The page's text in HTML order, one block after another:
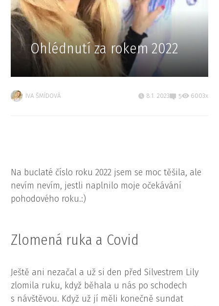
Ohlédnutí za rokem 2022
IVA ŠMÍDOVÁ 8.1. 2023 5 6003x
Na buclaté číslo roku 2022 jsem se moc těšila, ale
nevím nevím, jestli naplnilo moje očekávání
pohodového roku.:)
Zlomená ruka a Covid
Ještě ani nezačal a už si den před Silvestrem Lily
zlomila ruku, když běhala u nás po schodech
s návštěvou. Když už jí měli konečně sundat